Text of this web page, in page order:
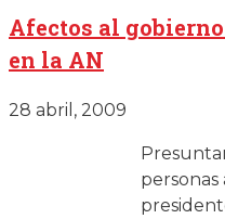
Afectos al
en la AN
28 abril, 2009
personas